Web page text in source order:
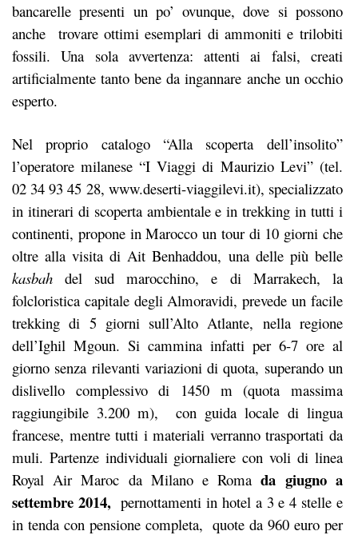
bancarelle presenti un po’ ovunque, dove si possono
anche trovare ottimi esemplari di ammoniti e trilobiti
fossili. Una sola avvertenza: attenti ai falsi, creati
artificialmente tanto bene da ingannare anche un occhio
esperto.
Nel proprio catalogo “Alla scoperta dell’insolito”
l’operatore milanese “I Viaggi di Maurizio Levi” (tel.
02 34 93 45 28, www.deserti-viaggilevi.it), specializzato
in itinerari di scoperta ambientale e in trekking in tutti i
continenti, propone in Marocco un tour di 10 giorni che
oltre alla visita di Ait Benhaddou, una delle più belle
kasbah del sud marocchino, e di Marrakech, la
folcloristica capitale degli Almoravidi, prevede un facile
trekking di 5 giorni sull’Alto Atlante, nella regione
dell’Ighil Mgoun. Si cammina infatti per 6-7 ore al
giorno senza rilevanti variazioni di quota, superando un
dislivello complessivo di 1450 m (quota massima
raggiungibile 3.200 m), con guida locale di lingua
francese, mentre tutti i materiali verranno trasportati da
muli. Partenze individuali giornaliere con voli di linea
Royal Air Maroc da Milano e Romada giugno a
settembre 2014, pernottamenti in hotel a 3 e 4 stelle e
in tenda con pensione completa, quote da 960 euro per